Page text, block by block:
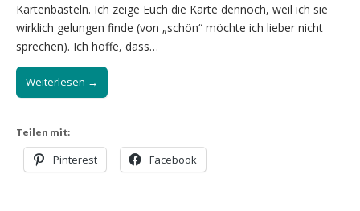
Kartenbasteln. Ich zeige Euch die Karte dennoch, weil ich sie
wirklich gelungen finde (von „schön“ möchte ich lieber nicht
sprechen). Ich hoffe, dass…
Weiterlesen →
Teilen mit:
Pinterest Facebook